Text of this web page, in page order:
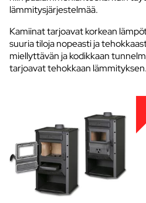
lämmitysjärjestelmää.
Kamiinat tarjoavat korkean
suuria tiloja nopeasti ja
miellyttävän ja kodikkaan
tarjoavat tehokkaan lämmityksen.